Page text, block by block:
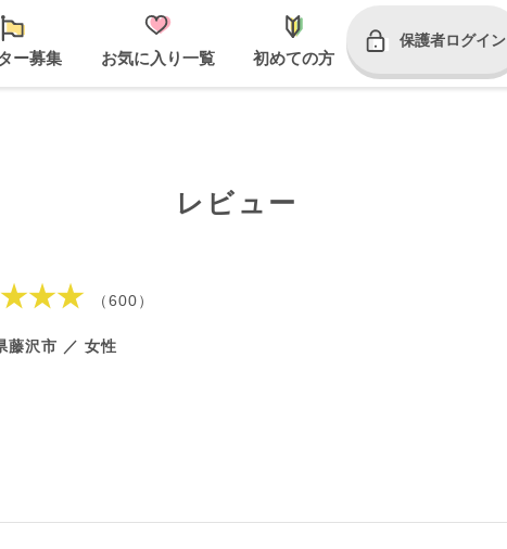
ー募集 お気に入り一覧 初めての方
保護者ログイン
レビュー
（600）
藤沢市 ／ 女性